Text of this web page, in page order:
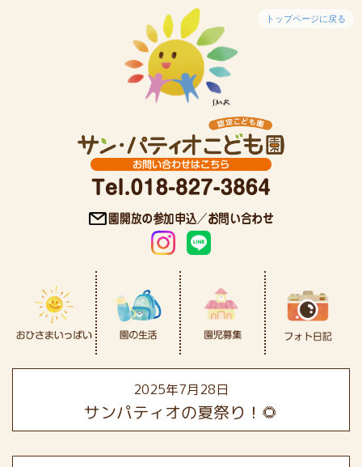
トップページに戻る
2025年7月28日
サンパティオの夏祭り！🌻